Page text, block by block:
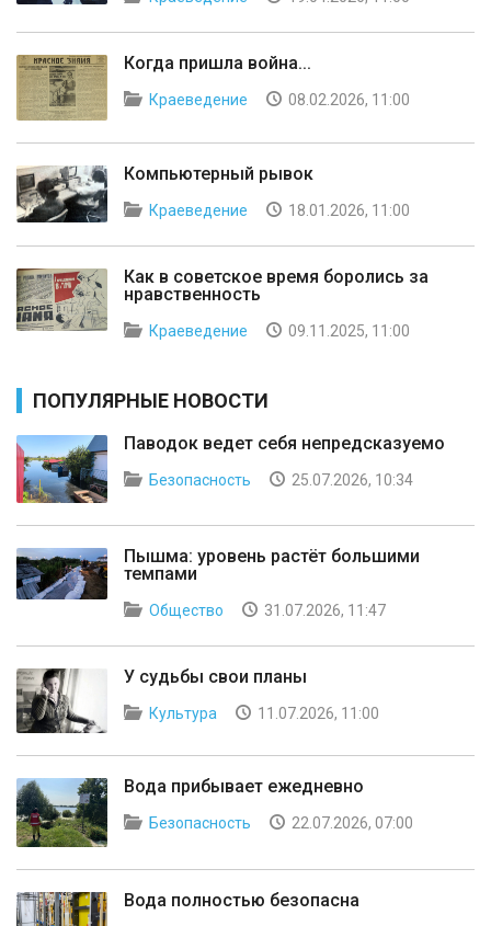
Когда пришла война...
Краеведение 08.02.2026, 11:00
Компьютерный рывок
Краеведение 18.01.2026, 11:00
Как в советское время боролись за
нравственность
Краеведение 09.11.2025, 11:00
ПОПУЛЯРНЫЕ НОВОСТИ
Паводок ведет себя непредсказуемо
Безопасность 25.07.2026, 10:34
Пышма: уровень растёт большими
темпами
Общество 31.07.2026, 11:47
У судьбы свои планы
Культура 11.07.2026, 11:00
Вода прибывает ежедневно
Безопасность 22.07.2026, 07:00
Вода полностью безопасна